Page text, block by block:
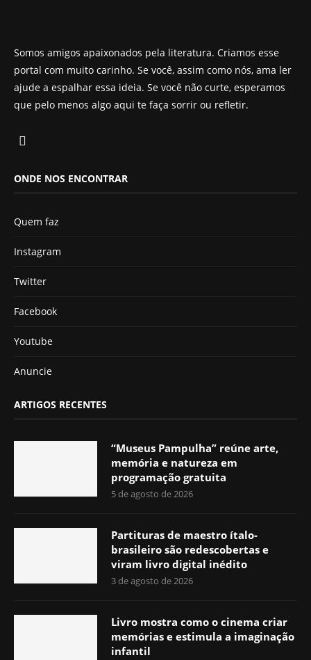
Somos amigos apaixonados pela literatura. Criamos esse
portal com muito carinho. Se você, assim como nós, ama ler
ajude a espalhar essa ideia. Se você não curte, esperamos
que pelo menos algo aqui te faça sorrir ou refletir.
ONDE NOS ENCONTRAR
Quem faz
Instagram
Twitter
Facebook
Youtube
Anuncie
ARTIGOS RECENTES
“Museus Pampulha” reúne arte,
memória e natureza em
programação gratuita
5 de agosto de 2026
Partituras de maestro ítalo-
brasileiro são redescobertas e
viram livro digital inédito
3 de agosto de 2026
Livro mostra como o cinema criar
memórias e estimula a imaginação
infantil